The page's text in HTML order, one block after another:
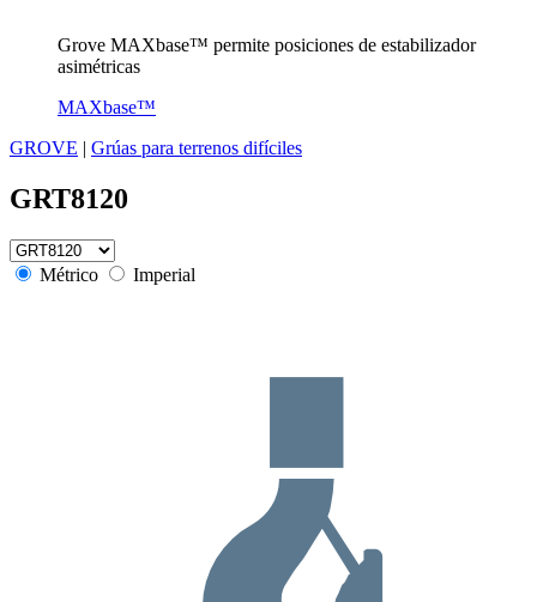
Grove MAXbase™ permite posiciones de estabilizador
asimétricas
MAXbase™
GROVE | Grúas para terrenos difíciles
GRT8120
Métrico Imperial